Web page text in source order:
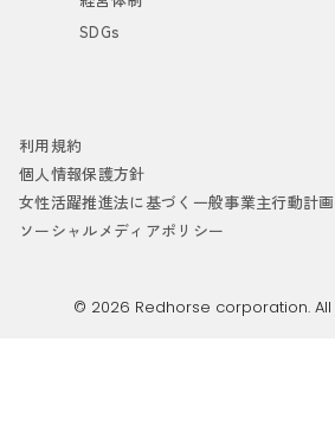
SDGs
利用規約
個人情報保護方針
女性活躍推進法に基づく一般事業主行動計画
ソーシャルメディアポリシー
© 2026 Redhorse corporation.